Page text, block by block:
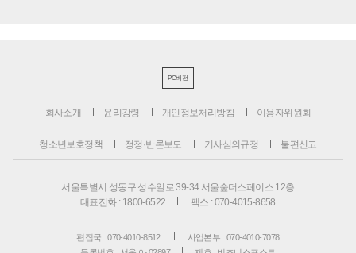
PC버전
회사소개 윤리강령 개인정보처리방침 이용자위원회
청소년보호정책 정정·반론보도 기사심의규정 불편신고
서울특별시 성동구 성수일로 39-34 서울숲더스페이스 12층
대표전화 : 1800-6522
팩스 : 070-4015-8658
편집국 : 070-4010-8512
사업본부 : 070-4010-7078